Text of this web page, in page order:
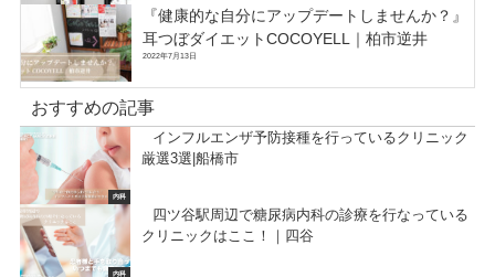
『健康的な自分にアップデートしませんか？』
耳つぼダイエットCOCOYELL｜柏市逆井
2022年7月13日
おすすめの記事
内科
インフルエンザ予防接種を行っているクリニック
厳選3選|船橋市
内科
四ツ谷駅周辺で糖尿病内科の診療を行なっている
クリニックはここ！｜四谷